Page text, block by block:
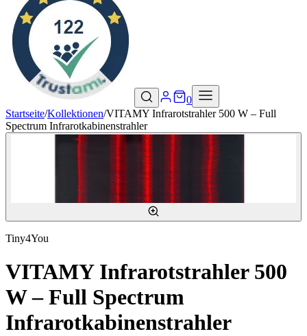
0
Startseite/Kollektionen/VITAMY Infrarotstrahler 500 W – Full
Spectrum Infrarotkabinenstrahler
Tiny4You
VITAMY Infrarotstrahler 500
W – Full Spectrum
Infrarotkabinenstrahler